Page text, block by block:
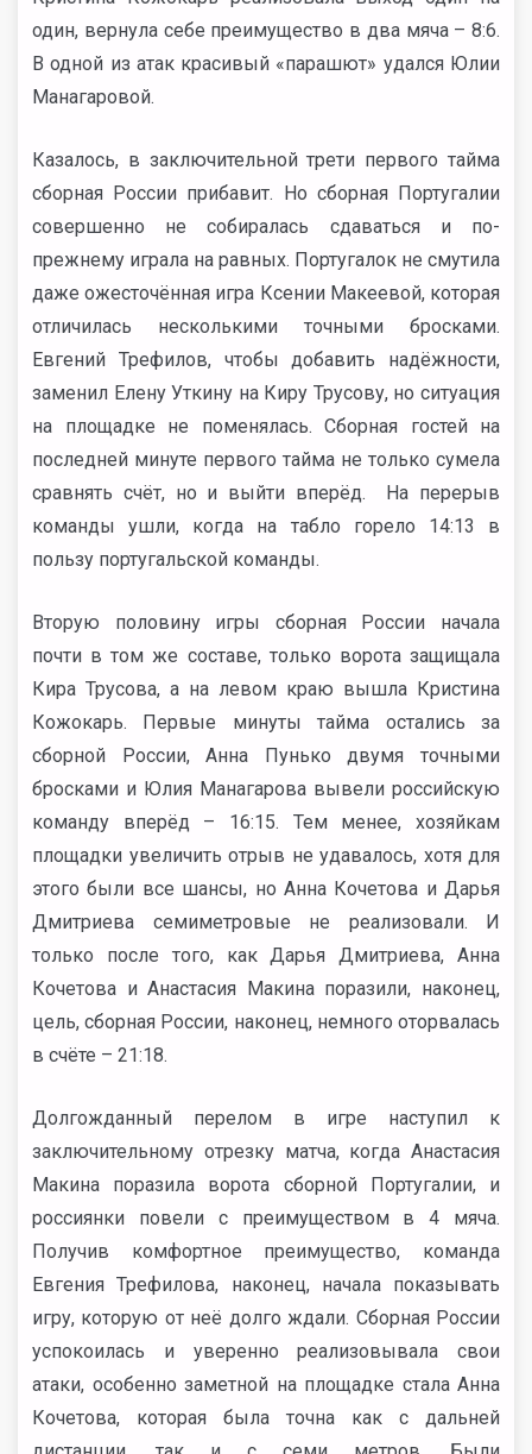
один, вернула себе преимущество в два мяча – 8:6.
В одной из атак красивый «парашют» удался Юлии
Манагаровой.
Казалось, в заключительной трети первого тайма
сборная России прибавит. Но сборная Португалии
совершенно не собиралась сдаваться и по-
прежнему играла на равных. Португалок не смутила
даже ожесточённая игра Ксении Макеевой, которая
отличилась несколькими точными бросками.
Евгений Трефилов, чтобы добавить надёжности,
заменил Елену Уткину на Киру Трусову, но ситуация
на площадке не поменялась. Сборная гостей на
последней минуте первого тайма не только сумела
сравнять счёт, но и выйти вперёд. На перерыв
команды ушли, когда на табло горело 14:13 в
пользу португальской команды.
Вторую половину игры сборная России начала
почти в том же составе, только ворота защищала
Кира Трусова, а на левом краю вышла Кристина
Кожокарь. Первые минуты тайма остались за
сборной России, Анна Пунько двумя точными
бросками и Юлия Манагарова вывели российскую
команду вперёд – 16:15. Тем менее, хозяйкам
площадки увеличить отрыв не удавалось, хотя для
этого были все шансы, но Анна Кочетова и Дарья
Дмитриева семиметровые не реализовали. И
только после того, как Дарья Дмитриева, Анна
Кочетова и Анастасия Макина поразили, наконец,
цель, сборная России, наконец, немного оторвалась
в счёте – 21:18.
Долгожданный перелом в игре наступил к
заключительному отрезку матча, когда Анастасия
Макина поразила ворота сборной Португалии, и
россиянки повели с преимуществом в 4 мяча.
Получив комфортное преимущество, команда
Евгения Трефилова, наконец, начала показывать
игру, которую от неё долго ждали. Сборная России
успокоилась и уверенно реализовывала свои
атаки, особенно заметной на площадке стала Анна
Кочетова, которая была точна как с дальней